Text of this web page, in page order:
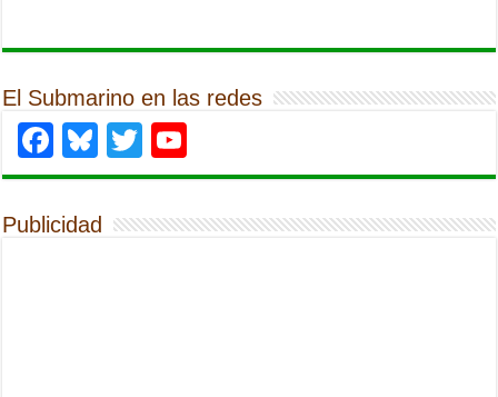
El Submarino en las redes
Facebook
Bluesky
Twitter
Publicidad